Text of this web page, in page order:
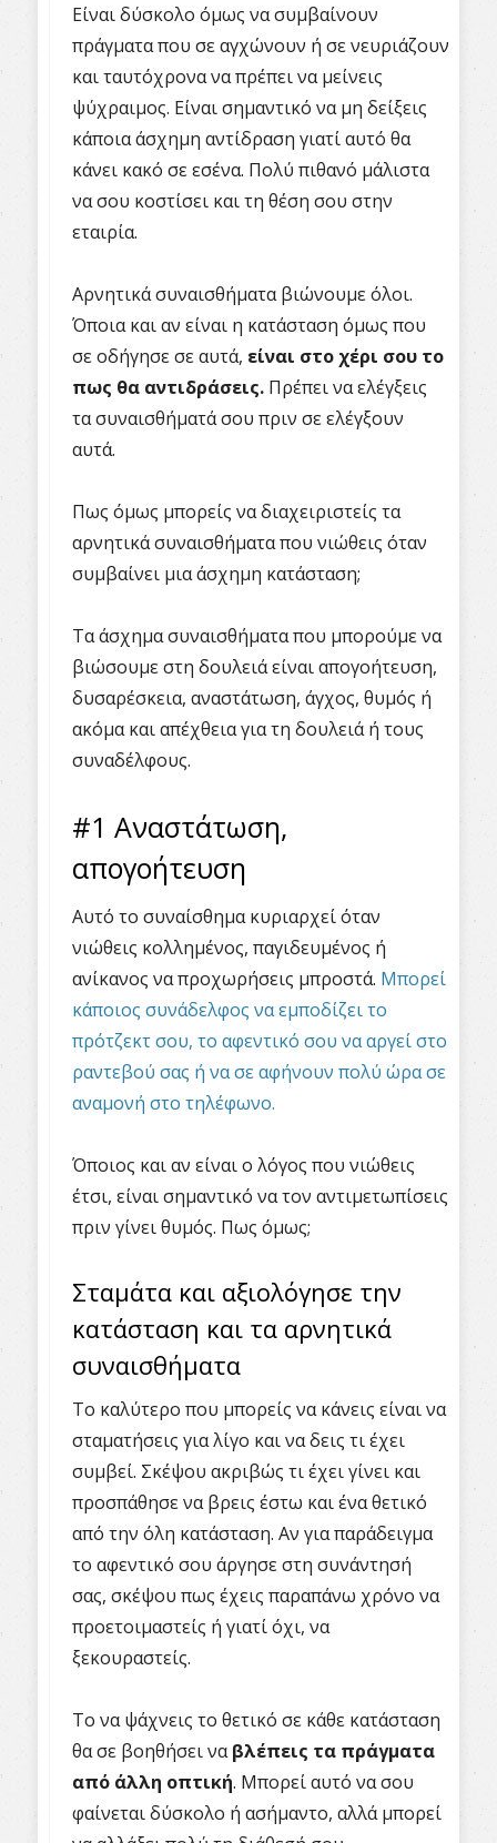
Είναι δύσκολο όμως να συμβαίνουν
πράγματα που σε αγχώνουν ή σε νευριάζουν
και ταυτόχρονα να πρέπει να μείνεις
ψύχραιμος. Είναι σημαντικό να μη δείξεις
κάποια άσχημη αντίδραση γιατί αυτό θα
κάνει κακό σε εσένα. Πολύ πιθανό μάλιστα
να σου κοστίσει και τη θέση σου στην
εταιρία.
Αρνητικά συναισθήματα βιώνουμε όλοι.
Όποια και αν είναι η κατάσταση όμως που
σε οδήγησε σε αυτά, είναι στο χέρι σου το
πως θα αντιδράσεις. Πρέπει να ελέγξεις
τα συναισθήματά σου πριν σε ελέγξουν
αυτά.
Πως όμως μπορείς να διαχειριστείς τα
αρνητικά συναισθήματα που νιώθεις όταν
συμβαίνει μια άσχημη κατάσταση;
Τα άσχημα συναισθήματα που μπορούμε να
βιώσουμε στη δουλειά είναι απογοήτευση,
δυσαρέσκεια, αναστάτωση, άγχος, θυμός ή
ακόμα και απέχθεια για τη δουλειά ή τους
συναδέλφους.
#1 Αναστάτωση,
απογοήτευση
Αυτό το συναίσθημα κυριαρχεί όταν
νιώθεις κολλημένος, παγιδευμένος ή
ανίκανος να προχωρήσεις μπροστά. Μπορεί
κάποιος συνάδελφος να εμποδίζει το
πρότζεκτ σου, το αφεντικό σου να αργεί στο
ραντεβού σας ή να σε αφήνουν πολύ ώρα σε
αναμονή στο τηλέφωνο.
Όποιος και αν είναι ο λόγος που νιώθεις
έτσι, είναι σημαντικό να τον αντιμετωπίσεις
πριν γίνει θυμός. Πως όμως;
Σταμάτα και αξιολόγησε την
κατάσταση και τα αρνητικά
συναισθήματα
Το καλύτερο που μπορείς να κάνεις είναι να
σταματήσεις για λίγο και να δεις τι έχει
συμβεί. Σκέψου ακριβώς τι έχει γίνει και
προσπάθησε να βρεις έστω και ένα θετικό
από την όλη κατάσταση. Αν για παράδειγμα
το αφεντικό σου άργησε στη συνάντησή
σας, σκέψου πως έχεις παραπάνω χρόνο να
προετοιμαστείς ή γιατί όχι, να
ξεκουραστείς.
Το να ψάχνεις το θετικό σε κάθε κατάσταση
θα σε βοηθήσει ναβλέπεις τα πράγματα
από άλλη οπτική. Μπορεί αυτό να σου
φαίνεται δύσκολο ή ασήμαντο, αλλά μπορεί